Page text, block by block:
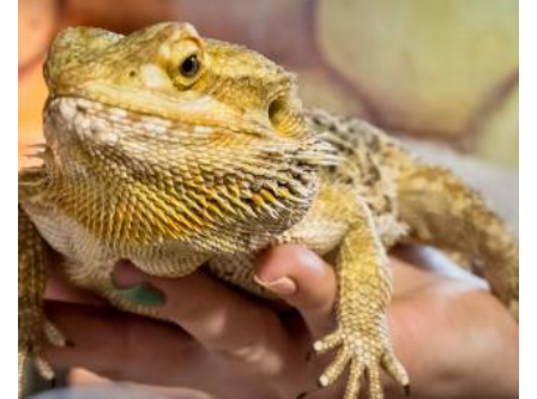
Park Edukacyjny Zoo –
Egzotyczne Kaszuby w
Tuchlinie